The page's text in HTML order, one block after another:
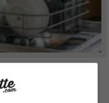
lavastoviglie? Il